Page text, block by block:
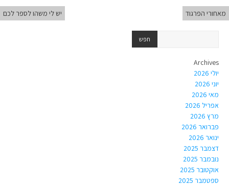
מאחורי הפרגוד יש לי משהו לספר לכם
Archives
יולי 2026
יוני 2026
מאי 2026
אפריל 2026
מרץ 2026
פברואר 2026
ינואר 2026
דצמבר 2025
נובמבר 2025
אוקטובר 2025
ספטמבר 2025